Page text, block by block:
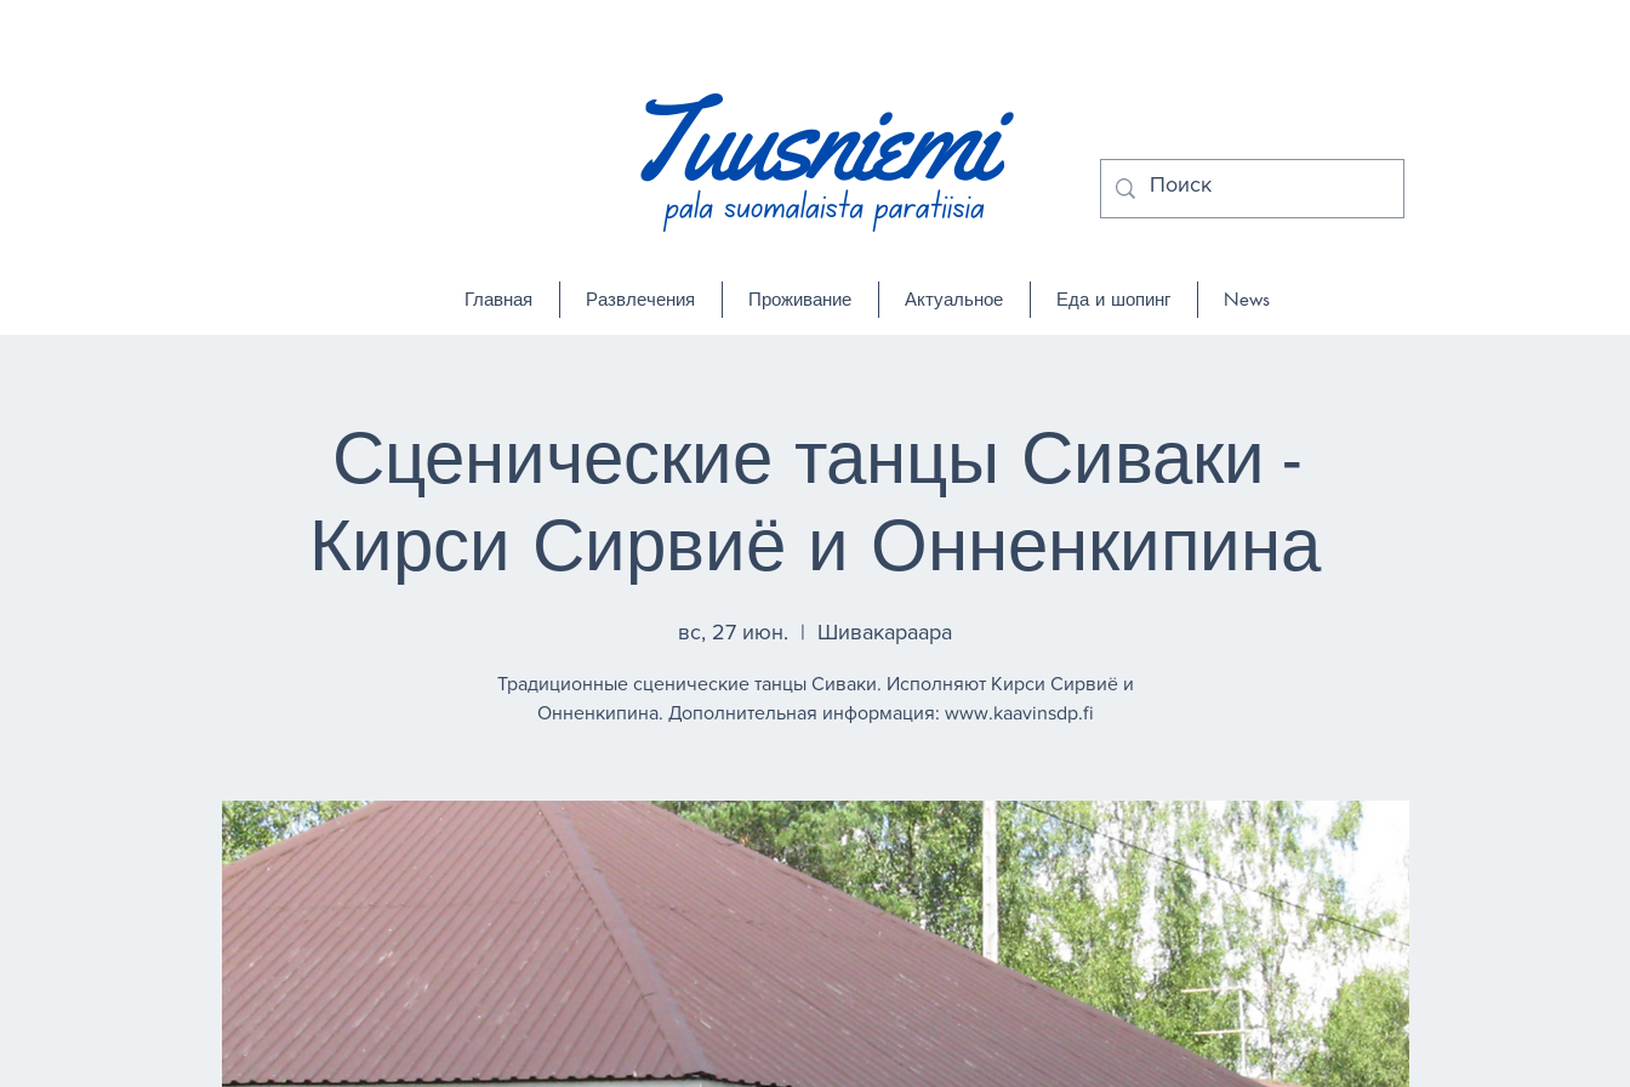
Главная Развлечения Проживание Актуальное Еда и шопинг News
Сценические танцы Сиваки -
Кирси Сирвиё и Онненкипина
вс, 27 июн.
  |
Шивакараара
Традиционные сценические танцы Сиваки. Исполняют Кирси Сирвиё и
Онненкипина. Дополнительная информация: www.kaavinsdp.fi